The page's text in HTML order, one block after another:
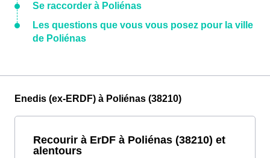
Se raccorder à Poliénas
Les questions que vous vous posez pour la ville
de Poliénas
Enedis (ex-ERDF) à Poliénas (38210)
Recourir à ErDF à Poliénas (38210) et
alentours